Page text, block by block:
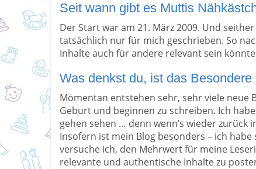
Seit wann gibt es Muttis
Der Start war am 21. März 2009. Und
tatsächlich nur für mich geschrieben. So
Inhalte auch für andere relevant sein
Was denkst du, ist das
Momentan entstehen sehr, sehr viele neue
Geburt und beginnen zu schreiben. Ich
gehen sehen … denn wenn’s wieder zurück
Insofern ist mein Blog besonders – ich
versuche ich, den Mehrwert für meine
relevante und authentische Inhalte zu